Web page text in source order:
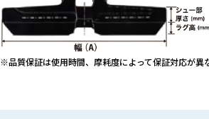
※品質保証は使用時間、摩耗度によって保証対応が異